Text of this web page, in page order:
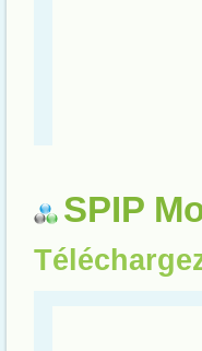
SPIP